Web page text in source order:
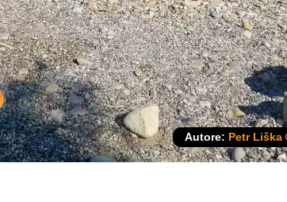
Autore: Petr Liška